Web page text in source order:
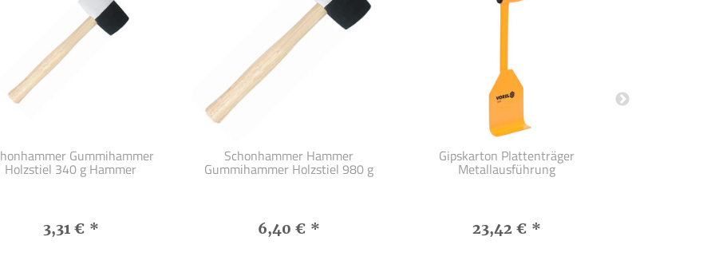
Gummihammer
Holzstiel 340 g Hammer
3,31 € *
Schonhammer Hammer
Gummihammer Holzstiel 980 g
6,40 € *
Gipskarton Plattenträger
Metallausführung
23,42 € *